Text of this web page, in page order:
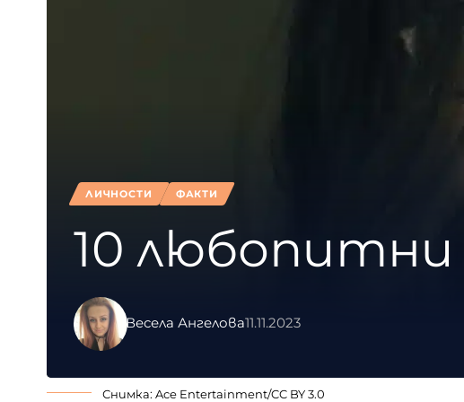
ЛИЧНОСТИ ФАКТИ
10
Весела Ангелова11.11.2023
Снимка: Ace Entertainment/CC BY 3.0